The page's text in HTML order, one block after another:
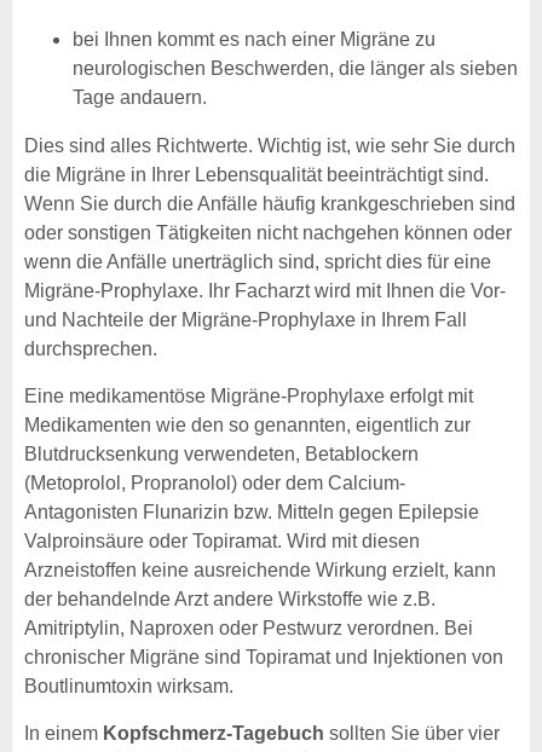
bei Ihnen kommt es nach einer Migräne zu
neurologischen Beschwerden, die länger als sieben
Tage andauern.
Dies sind alles Richtwerte. Wichtig ist, wie sehr Sie durch
die Migräne in Ihrer Lebensqualität beeinträchtigt sind.
Wenn Sie durch die Anfälle häufig krankgeschrieben sind
oder sonstigen Tätigkeiten nicht nachgehen können oder
wenn die Anfälle unerträglich sind, spricht dies für eine
Migräne-Prophylaxe. Ihr Facharzt wird mit Ihnen die Vor-
und Nachteile der Migräne-Prophylaxe in Ihrem Fall
durchsprechen.
Eine medikamentöse Migräne-Prophylaxe erfolgt mit
Medikamenten wie den so genannten, eigentlich zur
Blutdrucksenkung verwendeten, Betablockern
(Metoprolol, Propranolol) oder dem Calcium-
Antagonisten Flunarizin bzw. Mitteln gegen Epilepsie
Valproinsäure oder Topiramat. Wird mit diesen
Arzneistoffen keine ausreichende Wirkung erzielt, kann
der behandelnde Arzt andere Wirkstoffe wie z.B.
Amitriptylin, Naproxen oder Pestwurz verordnen. Bei
chronischer Migräne sind Topiramat und Injektionen von
Boutlinumtoxin wirksam.
In einem Kopfschmerz-Tagebuch sollten Sie über vier